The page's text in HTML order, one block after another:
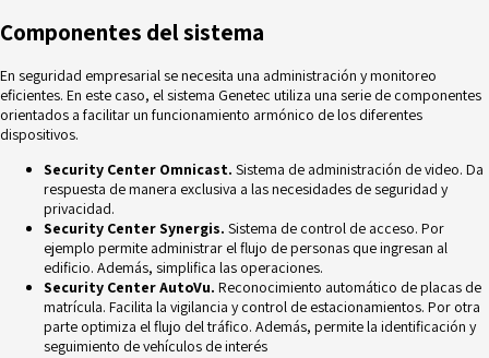
Componentes del sistema
En seguridad empresarial se necesita una administración y monitoreo
eficientes. En este caso, el sistema Genetec utiliza una serie de componentes
orientados a facilitar un funcionamiento armónico de los diferentes
dispositivos.
Security Center Omnicast. Sistema de administración de video. Da
respuesta de manera exclusiva a las necesidades de seguridad y
privacidad.
Security Center Synergis. Sistema de control de acceso. Por
ejemplo permite administrar el flujo de personas que ingresan al
edificio. Además, simplifica las operaciones.
Security Center AutoVu. Reconocimiento automático de placas de
matrícula. Facilita la vigilancia y control de estacionamientos. Por otra
parte optimiza el flujo del tráfico. Además, permite la identificación y
seguimiento de vehículos de interés